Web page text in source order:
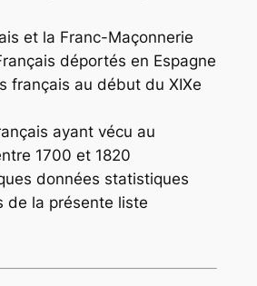
et la Franc-Maçonnerie
déportés en Espagne
français au début du XIXe
ayant vécu au
1700 et 1820
données statistiques
de la présente liste